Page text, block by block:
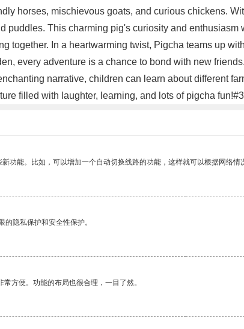
horses, mischievous goats, and curious chickens.
puddles. This charming pig's curiosity and
together. In a heartwarming twist, Pigcha teams up
every adventure is a chance to bond with new
narrative, children can learn about different
filled with laughter, learning, and lots of pigcha
功能。比如，可以增加一个自动切换线路的功能，这样就可以根据网络情
隐私保护和安全性保护。
方便。功能的布局也很合理，一目了然。